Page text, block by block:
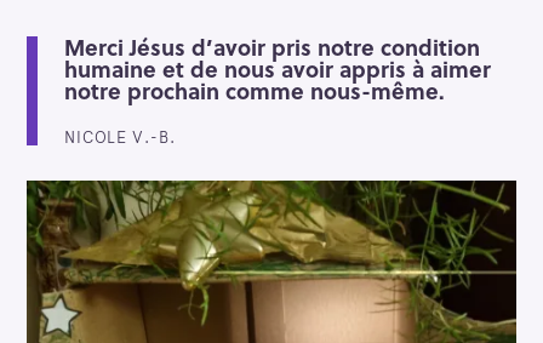
Merci Jésus d’avoir pris notre condition
humaine et de nous avoir appris à aimer
notre prochain comme nous-même.
NICOLE V.-B.
e
r